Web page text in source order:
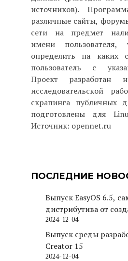
источников).
различные сайты,
сети на предмет
имени пользователя,
определить на каких
пользователь с
Проект разработан
исследовательской
скрапинга публичных
подготовлены для
Источник: opennet.ru
ПОСЛЕДНИЕ
Выпуск EasyOS 6.5,
дистрибутива от
Puppy Linux
2024-12-04
Выпуск среды
Creator 15
2024-12-04